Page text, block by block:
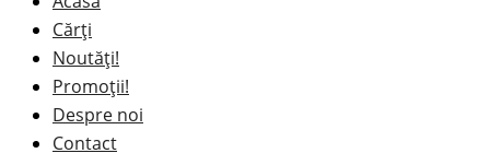
Cărți
Noutăți!
Promoții!
Despre noi
Contact